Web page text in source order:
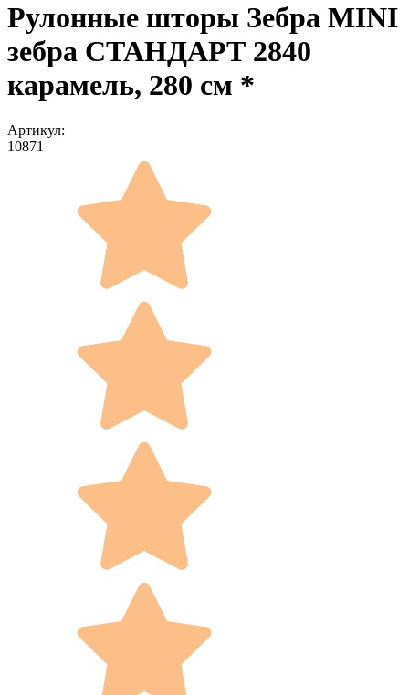
Рулонные шторы Зебра MINI
зебра СТАНДАРТ 2840
карамель, 280 см *
Артикул:
10871